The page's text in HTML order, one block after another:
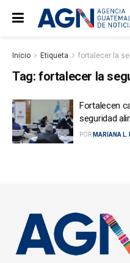
Inicio Etiqueta fortalecer la
Tag: fortalecer la
Fortalecen
seguridad
POR MARIANA L.